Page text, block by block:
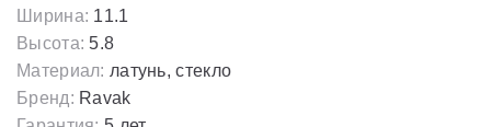
Ширина: 11.1
Высота: 5.8
Материал: латунь, стекло
Бренд: Ravak